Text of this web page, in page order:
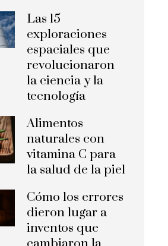
Las 15
exploraciones
espaciales que
revolucionaron
la ciencia y la
tecnología
Alimentos
naturales con
vitamina C para
la salud de la piel
Cómo los errores
dieron lugar a
inventos que